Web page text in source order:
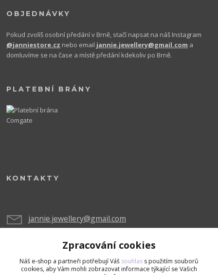
OBJEDNÁVKY
Pokud zvolíš osobní předání v Brně, stačí napsat na náš Instagram
@janniestore.cz nebo email jannie.jewellery@gmail.com a
domluvíme se na čase a místě předání kdekoliv po Brně.
PLATEBNÍ BRÁNY
KONTAKTY
jannie.jewellery@gmail.com
Zpracování cookies
Náš e-shop a partneři potřebují Váš souhlas s použitím souborů
cookies, aby Vám mohli zobrazovat informace týkající se Vašich